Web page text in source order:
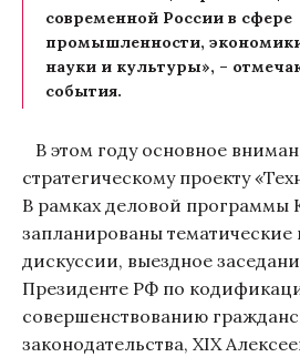
современной России в сфере
промышленности,
науки и культуры», –
события.
В этом году основное
стратегическому проекту
В рамках деловой программы
запланированы тематические
дискуссии, выездное
Президенте РФ по
совершенствованию
законодательства, XIX